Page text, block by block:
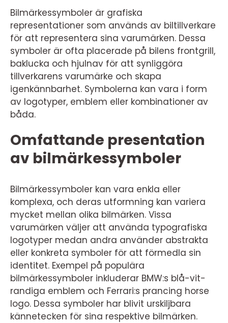
Bilmärkessymboler är grafiska
representationer som används av biltillverkare
för att representera sina varumärken. Dessa
symboler är ofta placerade på bilens frontgrill,
baklucka och hjulnav för att synliggöra
tillverkarens varumärke och skapa
igenkännbarhet. Symbolerna kan vara i form
av logotyper, emblem eller kombinationer av
båda.
Omfattande presentation
av bilmärkessymboler
Bilmärkessymboler kan vara enkla eller
komplexa, och deras utformning kan variera
mycket mellan olika bilmärken. Vissa
varumärken väljer att använda typografiska
logotyper medan andra använder abstrakta
eller konkreta symboler för att förmedla sin
identitet. Exempel på populära
bilmärkessymboler inkluderar BMW:s blå-vit-
randiga emblem och Ferrari:s prancing horse
logo. Dessa symboler har blivit urskiljbara
kännetecken för sina respektive bilmärken.